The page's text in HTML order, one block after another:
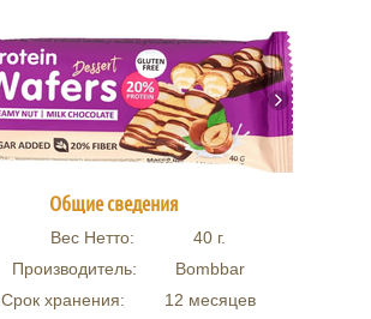
Общие сведения
Вес Нетто: 40 г.
Производитель:
Bombbar
Срок хранения:
12 месяцев